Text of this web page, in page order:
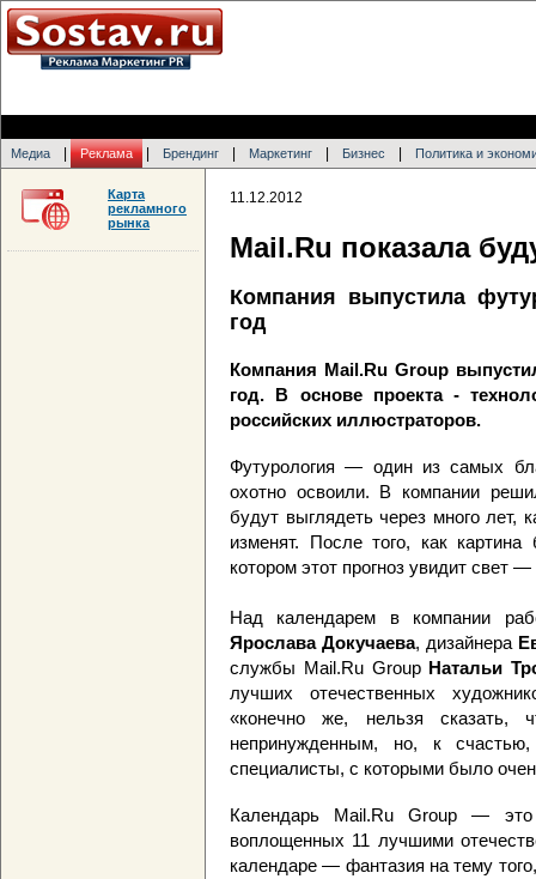
Медиа Реклама Брендинг Маркетинг Бизнес Политика и
11.12.2012
Mail.Ru показала
Компания выпустила
год
Компания Mail.Ru Group
год. В основе проекта -
российских иллюстраторов.
Футурология — один из самых
охотно освоили. В компании
будут выглядеть через много лет,
изменят. После того, как
котором этот прогноз увидит свет
Над календарем в компании
Ярослава Докучаева, дизайнера
службы Mail.Ru Group Натальи
лучших отечественных
«конечно же, нельзя
непринужденным, но, к
специалисты, с которыми было
Календарь Mail.Ru Group — это
воплощенных 11 лучшими
календаре — фантазия на тему
Карта
рекламного
рынка